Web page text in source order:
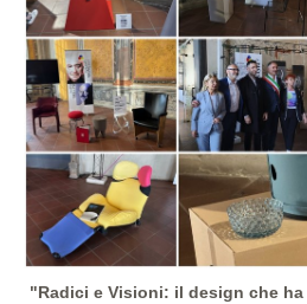
"Radici e Visioni: il design che